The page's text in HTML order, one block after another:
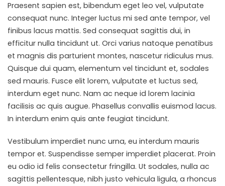
Praesent sapien est, bibendum eget leo vel, vulputate
consequat nunc. Integer luctus mi sed ante tempor, vel
finibus lacus mattis. Sed consequat sagittis dui, in
efficitur nulla tincidunt ut. Orci varius natoque penatibus
et magnis dis parturient montes, nascetur ridiculus mus.
Quisque dui quam, elementum vel tincidunt et, sodales
sed mauris. Fusce elit lorem, vulputate et luctus sed,
interdum eget nunc. Nam ac neque id lorem lacinia
facilisis ac quis augue. Phasellus convallis euismod lacus.
In interdum enim quis ante feugiat tincidunt.
Vestibulum imperdiet nunc urna, eu interdum mauris
tempor et. Suspendisse semper imperdiet placerat. Proin
eu odio id felis consectetur fringilla. Ut sodales, nulla ac
sagittis pellentesque, nibh justo vehicula ligula, a rhoncus